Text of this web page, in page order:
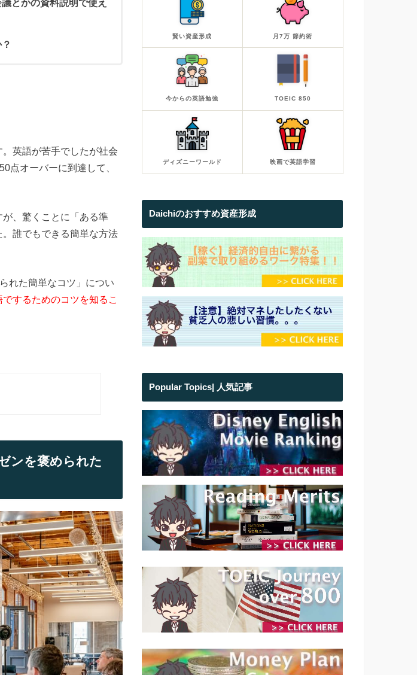
とかの資料説明で使え
英語が苦手でしたが社会
点オーバーに到達して、
、驚くことに「ある準
誰でもできる簡単な方法
れた簡単なコツ」につい
するためのコツを知るこ
ンを褒められた
賢い資産形成 月7万 節約術
今からの英語勉強 TOEIC 850
ディズニーワールド 映画で英語学習
Daichiのおすすめ資産形成
Popular Topics| 人気記事